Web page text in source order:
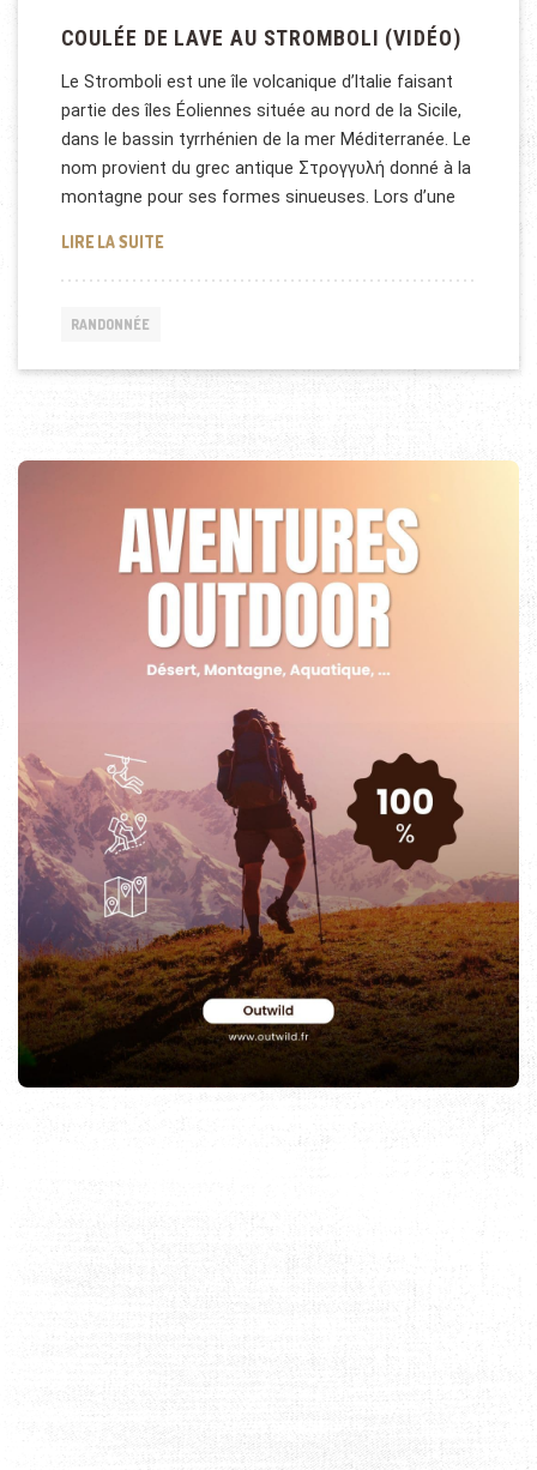
COULÉE DE LAVE AU STROMBOLI (VIDÉO)
Le Stromboli est une île volcanique d’Italie faisant
partie des îles Éoliennes située au nord de la Sicile,
dans le bassin tyrrhénien de la mer Méditerranée. Le
nom provient du grec antique Στρογγυλή donné à la
montagne pour ses formes sinueuses. Lors d’une
LIRE LA SUITECOULÉE DE LAVE AU STROMBOLI (VIDÉO)
RANDONNÉE